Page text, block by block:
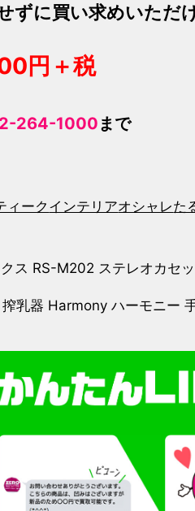
ずに買い求めいただ
0 円＋税
264-1000まで
ィーク インテリアオシャレた
ス RS-M202 ステレオカセ
器 Harmony ハーモニー